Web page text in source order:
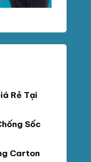
Rẻ Tại
Sốc
Carton